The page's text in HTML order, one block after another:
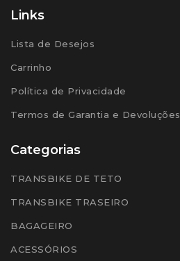
Links
Lista de Desejos
Carrinho
Política de Privacidade
Termos de Garantia e Devoluções
Categorias
TRANSBIKE DE TETO
TRANSBIKE TRASEIRO
BAGAGEIRO
ACESSÓRIOS